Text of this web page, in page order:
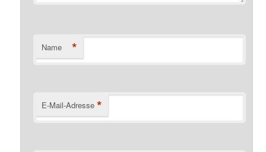
Name *
E-Mail-Adresse *